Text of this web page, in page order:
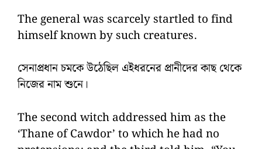
The general was scarcely startled to find
himself known by such creatures.
সেনাপ্রধান চমকে উঠেছিল এইধরনের প্রানীদের কাছ থেকে
নিজের নাম শুনে।
The second witch addressed him as the
‘Thane of Cawdor’ to which he had no